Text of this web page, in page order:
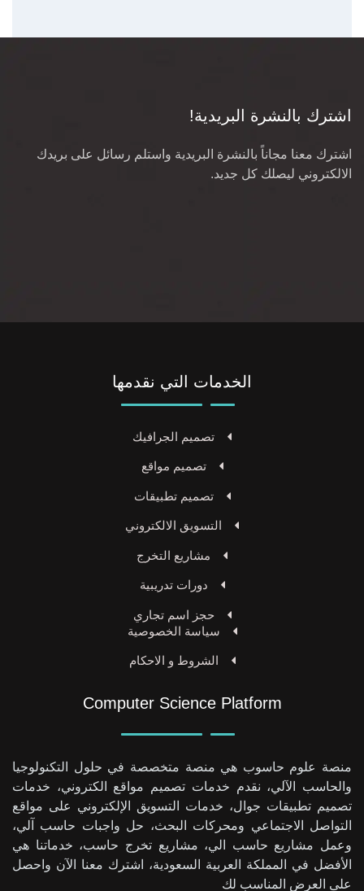
اشترك بالنشرة البريدية!
اشترك معنا مجاناً بالنشرة البريدية واستلم رسائل على بريدك
الالكتروني ليصلك كل جديد.
Computer Science Platform
منصة علوم حاسوب هي منصة متخصصة في حلول التكنولوجيا
والحاسب الآلي، نقدم خدمات تصميم مواقع الكتروني، خدمات
تصميم تطبيقات جوال، خدمات التسويق الإلكتروني على مواقع
التواصل الاجتماعي ومحركات البحث، حل واجبات حاسب آلي،
وعمل مشاريع حاسب الي، مشاريع تخرج حاسب، خدماتنا هي
الأفضل في المملكة العربية السعودية، اشترك معنا الآن واحصل
على العرض المناسب لك
الخدمات التي نقدمها
تصميم الجرافيك
تصميم مواقع
تصميم تطبيقات
التسويق الالكتروني
مشاريع التخرج
دورات تدريبية
حجز اسم تجاري
سياسة الخصوصية
الشروط و الاحكام